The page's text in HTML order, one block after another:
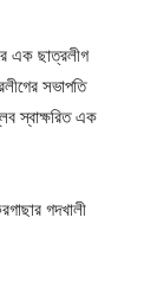
এক ছাত্রলীগ
সভাপতি
স্বাক্ষরিত এক
গদখালী